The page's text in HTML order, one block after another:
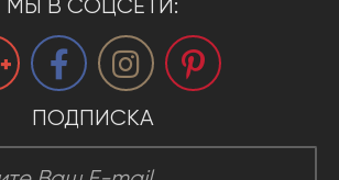
МЫ В СОЦСЕТИ:
ПОДПИСКА